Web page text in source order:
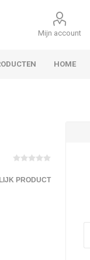
Mijn account
HOME
PRODUCT